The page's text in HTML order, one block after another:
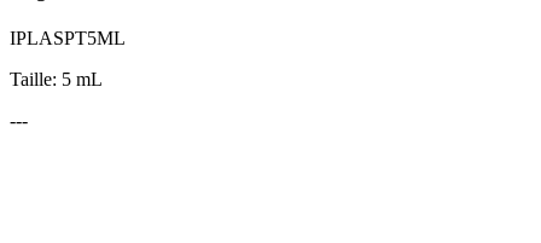
IPLASPT5ML
Taille: 5 mL
---